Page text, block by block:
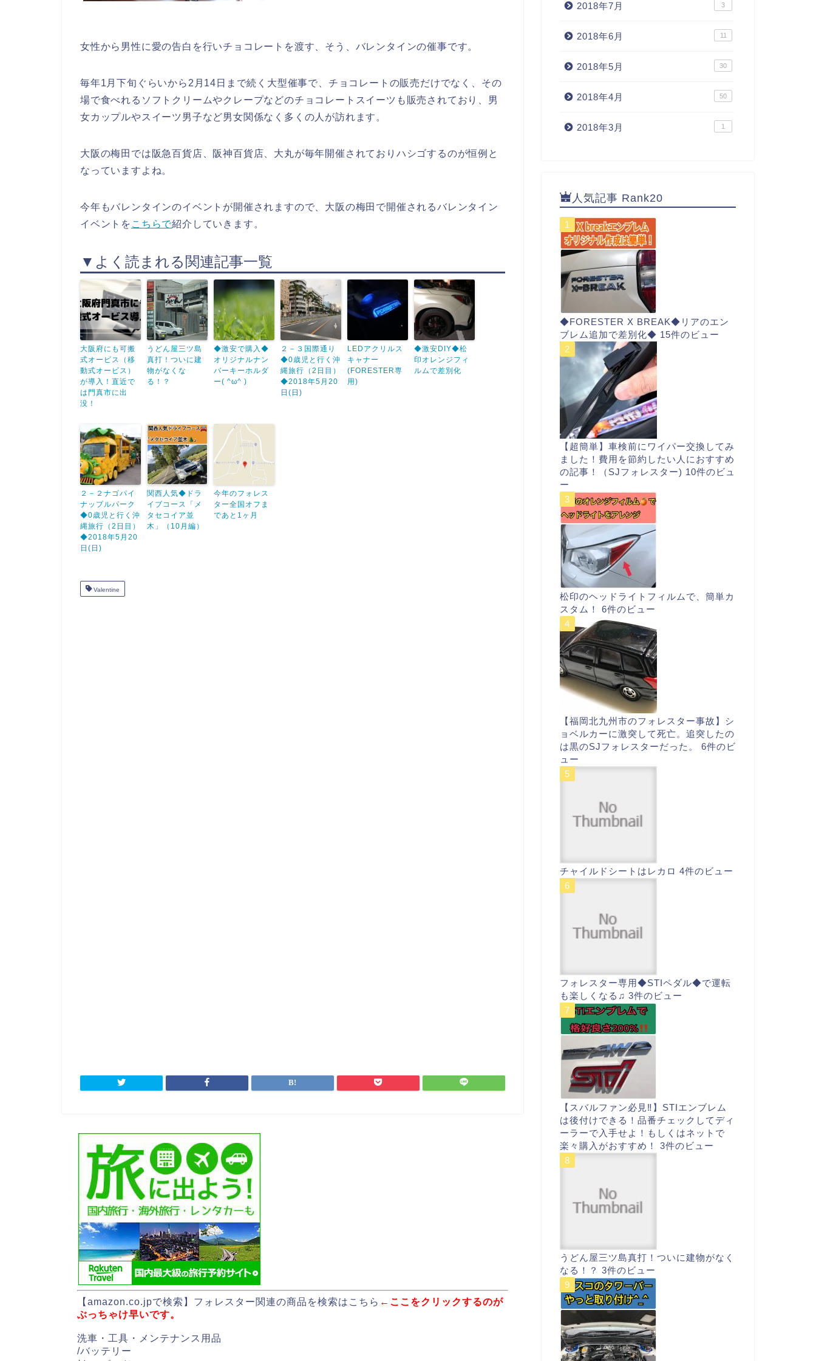
女性から男性に愛の告白を行いチョコレートを渡す、そう、バレンタインの催事です。
毎年1月下旬ぐらいから2月14日まで続く大型催事で、チョコレートの販売だけでなく、その
場で食べれるソフトクリームやクレープなどのチョコレートスイーツも販売されており、男
女カップルやスイーツ男子など男女関係なく多くの人が訪れます。
大阪の梅田では阪急百貨店、阪神百貨店、大丸が毎年開催されておりハシゴするのが恒例と
なっていますよね。
今年もバレンタインのイベントが開催されますので、大阪の梅田で開催されるバレンタイン
イベントを こちらで紹介していきます。
▼よく読まれる関連記事一覧
大阪府にも可搬
式オービス（移
動式オービス）
が導入！直近で
は門真市に出
没！
うどん屋三ツ島
真打！ついに建
物がなくな
る！？
◆激安で購入◆
オリジナルナン
バーキーホルダ
ー( ^ω^ )
２－３国際通り
◆0歳児と行く沖
縄旅行（2日目）
◆2018年5月20
日(日)
LEDアクリルス
キャナー
(FORESTER専
用)
◆激安DIY◆松
印オレンジフィ
ルムで差別化
２－２ナゴパイ
ナップルパーク
◆0歳児と行く沖
縄旅行（2日目）
◆2018年5月20
日(日)
関西人気◆ドラ
イブコース「メ
タセコイア並
木」（10月編）
今年のフォレス
ター全国オフま
であと1ヶ月
Valentine
【amazon.co.jpで検索】 フォレスター関連の商品を検索はこちら ←ここをクリックするのが
ぶっちゃけ早いです。
洗車・工具・メンテナンス用品
/バッテリー
2018年7月 3
2018年6月 11
2018年5月 30
2018年4月 50
2018年3月 1
人気記事 Rank20
◆FORESTER X BREAK◆リアのエン
ブレム追加で差別化◆ 15件のビュー
【超簡単】車検前にワイパー交換してみ
ました！費用を節約したい人におすすめ
の記事！（SJフォレスター) 10件のビュ
ー
松印のヘッドライトフィルムで、簡単カ
スタム！ 6件のビュー
【福岡北九州市のフォレスター事故】シ
ョベルカーに激突して死亡。追突したの
は黒のSJフォレスターだった。 6件のビ
ュー
チャイルドシートはレカロ 4件のビュー
フォレスター専用◆STIペダル◆で運転
も楽しくなる♫ 3件のビュー
【スバルファン必見‼︎】STIエンブレム
は後付けできる！品番チェックしてディ
ーラーで入手せよ！もしくはネットで
楽々購入がおすすめ！ 3件のビュー
うどん屋三ツ島真打！ついに建物がなく
なる！？ 3件のビュー